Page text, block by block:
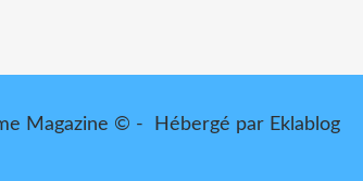
Magazine © - Hébergé par Eklablog